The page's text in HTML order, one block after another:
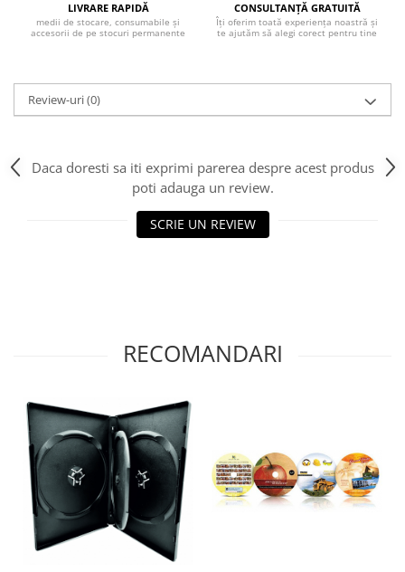
LIVRARE RAPIDĂ
medii de stocare, consumabile și
accesorii de pe stocuri permanente
CONSULTANȚĂ GRATUITĂ
Îți oferim toată experiența noastră și
te ajutăm să alegi corect pentru tine
Review-uri(0)
Daca doresti sa iti exprimi parerea despre acest produs
poti adauga un review.
SCRIE UN REVIEW
RECOMANDARI